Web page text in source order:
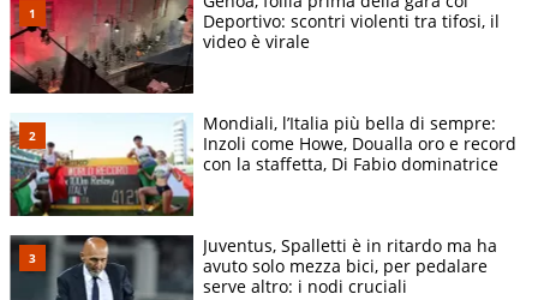
Deportivo: scontri violenti tra tifosi, il
video è virale
Mondiali, l’Italia più bella di sempre:
Inzoli come Howe, Doualla oro e record
con la staffetta, Di Fabio dominatrice
Juventus, Spalletti è in ritardo ma ha
avuto solo mezza bici, per pedalare
serve altro: i nodi cruciali